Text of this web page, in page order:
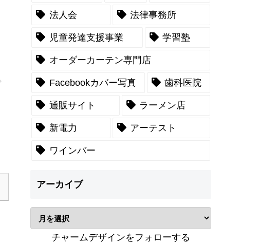
法人会 法律事務所
児童発達支援事業 学習塾
オーダーカーテン専門店
Facebookカバー写真 歯科医院
通販サイト ラーメン店
新電力 アーテスト
ワインバー
アーカイブ
チャームデザインをフォローする